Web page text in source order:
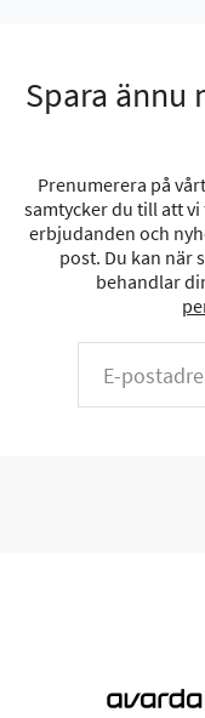
Spara ännu
Prenumerera på
samtycker du till att
erbjudanden och
post. Du kan när
behandlar